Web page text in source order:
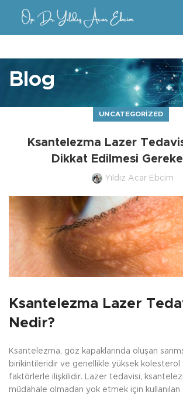
Blog
UNCATEGORIZED
Ksantelezma Lazer
Dikkat Edilmesi
Yıldız Acar Ebcim
Ksantelezma Lazer
Nedir?
Ksantelezma, göz kapaklarında oluşan
birikintileridir ve genellikle yüksek
faktörlerle ilişkilidir. Lazer tedavisi,
müdahale olmadan yok etmek için kullanılan